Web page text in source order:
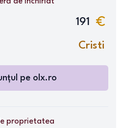
191
Cristi
pe olx.ro
proprietatea